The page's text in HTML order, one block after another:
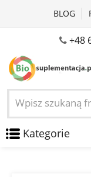
BLOG
+48
Kategorie